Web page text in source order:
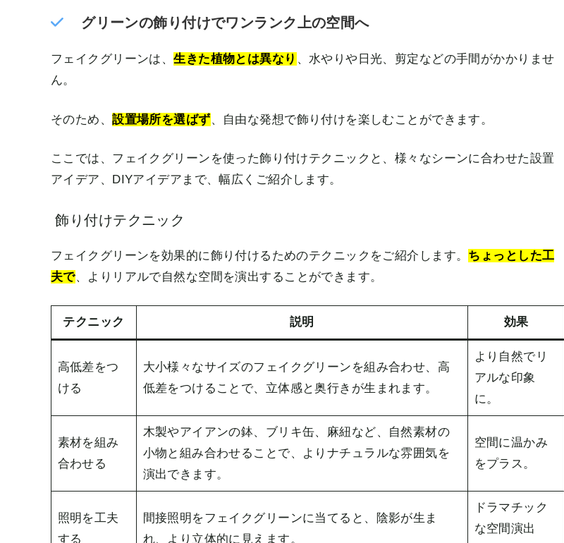
グリーンの飾り付けでワンランク上の空間へ
フェイクグリーンは、生きた植物とは異なり 、水やりや日光、剪定などの手間がかかりませ
ん。
そのため、設置場所を選ばず、自由な発想で飾り付けを楽しむことができます。
ここでは、フェイクグリーンを使った飾り付けテクニックと、様々なシーンに合わせた設置
アイデア、DIYアイデアまで、幅広くご紹介します。
飾り付けテクニック
フェイクグリーンを効果的に飾り付けるためのテクニックをご紹介します。 ちょっとした工
夫で、よりリアルで自然な空間を演出することができます。
テクニック 説明 効果
高低差をつ
ける
大小様々なサイズのフェイクグリーンを組み合わせ、高
低差をつけることで、立体感と奥行きが生まれます。
より自然でリ
アルな印象
に。
素材を組み
合わせる
木製やアイアンの鉢、ブリキ缶、麻紐など、自然素材の
小物と組み合わせることで、よりナチュラルな雰囲気を
演出できます。
空間に温かみ
をプラス。
照明を工夫
する
間接照明をフェイクグリーンに当てると、陰影が生ま
れ、より立体的に見えます。
ドラマチック
な空間演出